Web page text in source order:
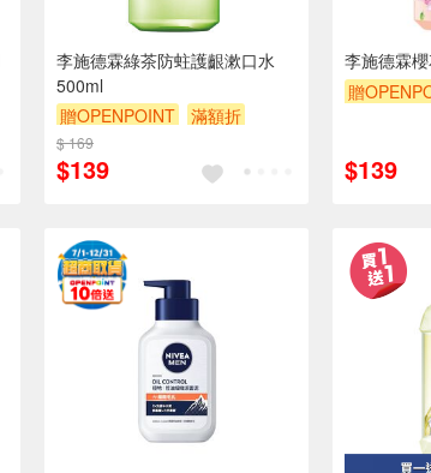
李施德霖綠茶防蛀護齦漱口水
500ml
贈OPENPOINT
滿額折
贈$200
$ 169
$139
李施德霖
贈
$139